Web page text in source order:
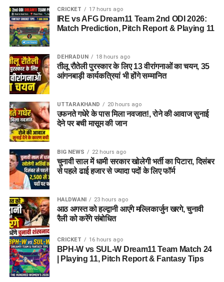
CRICKET 17 hours ago
IRE vs AFG Dream11 Team 2nd ODI 2026:
Match Prediction, Pitch Report & Playing 11
DEHRADUN 18 hours ago
तीलू रौतेली पुरस्कार के लिए 13 वीरांगनाओं का चयन, 35
आंगनबाड़ी कार्यकत्रियां भी होंगे सम्मानित
UTTARAKHAND 20 hours ago
उफनते गधेरे के पास मिला नवजात!, रोने की आवाज सुनाई
देने पर बची मासूम की जान
BIG NEWS 22 hours ago
चुनावी साल में धामी सरकार खोलेगी भर्ती का पिटारा, दिसंबर
से पहले ढाई हजार से ज्यादा पदों के लिए फॉर्म
HALDWANI 23 hours ago
आठ अगस्त को हल्द्वानी आएंगे मल्लिकार्जुन खरगे, चुनावी
रैली को करेंगे संबोधित
CRICKET 16 hours ago
BPH-W vs SUL-W Dream11 Team Match 24
| Playing 11, Pitch Report & Fantasy Tips